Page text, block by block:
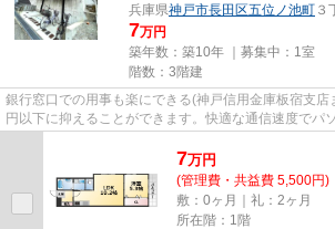
兵庫県神戸市長田区五位ノ池町 ３
7万円
築年数：築10年 ｜募集中： 1室
階数：3階建
銀行窓口での用事も楽にできる(神戸信用金庫板宿支
円以下に抑えることができます。快適な通信速度でパ
7万円
(管理費・共益費 5,500円)
敷：0ヶ月｜礼：2ヶ月
所在階：1階